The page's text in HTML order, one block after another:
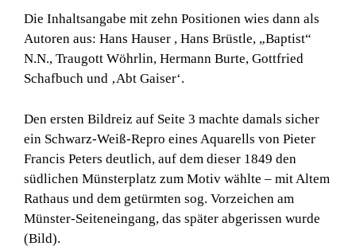
Die Inhaltsangabe mit zehn Positionen wies dann als
Autoren aus: Hans Hauser , Hans Brüstle, „Baptist“
N.N., Traugott Wöhrlin, Hermann Burte, Gottfried
Schafbuch und ‚Abt Gaiser‘.
Den ersten Bildreiz auf Seite 3 machte damals sicher
ein Schwarz-Weiß-Repro eines Aquarells von Pieter
Francis Peters deutlich, auf dem dieser 1849 den
südlichen Münsterplatz zum Motiv wählte – mit Altem
Rathaus und dem getürmten sog. Vorzeichen am
Münster-Seiteneingang, das später abgerissen wurde
(Bild).